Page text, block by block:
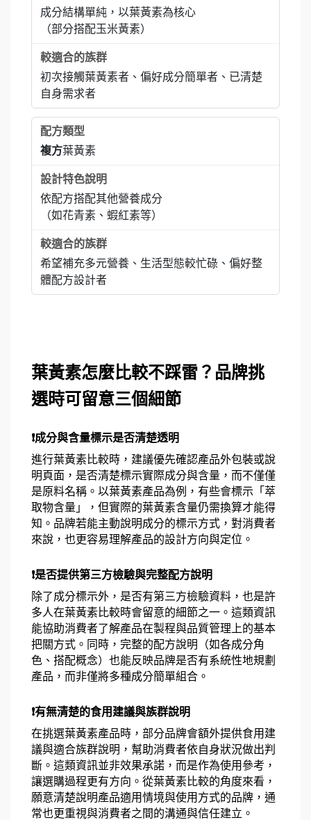
成分結構單純，以葉黃素為核心
（部分搭配玉米黃素）
初次接觸葉黃素者、偏好成分簡單者、已清楚
自身需求者
複方葉黃素
依配方搭配其他營養成分
（如花青素、蝦紅素等）
希望補充多元營養、生活型態較忙碌、偏好整
體配方設計者
葉黃素怎麼比較不踩雷？品牌挑
選時可留意三個細節
❗成分與含量標示是否清楚透明
進行葉黃素比較時，建議優先確認產品外包裝或說
明頁面，是否清楚標示實際成分與含量，而不僅僅
是原料名稱。以葉黃素產品為例，有些會標示「萃
取物含量」，但實際的葉黃素含量仍需換算才能得
知。品牌若能主動說明成分的標示方式，對消費者
來說，也更容易理解產品的設計方向與定位。
❗是否提供第三方檢驗與完整配方說明
除了成分標示外，是否有第三方檢驗資料，也是許
多人在葉黃素比較時會留意的細節之一。這類資訊
能協助消費者了解產品在製程與品質管理上的基本
把關方式。同時，完整的配方說明（如各成分角
色、搭配概念）也能反映品牌是否有系統性地規劃
產品，而非僅將多種成分簡單組合。
❗有無清楚的食用建議與族群說明
在挑選葉黃素產品時，部分品牌會額外提供食用建
議與適合族群說明，幫助消費者依自身狀況做出判
斷。這類資訊並非效果承諾，而是作為使用參考，
讓選購過程更有方向。從葉黃素比較的角度來看，
願意清楚說明產品適用情境與使用方式的品牌，通
常也更重視與消費者之間的溝通與信任建立。